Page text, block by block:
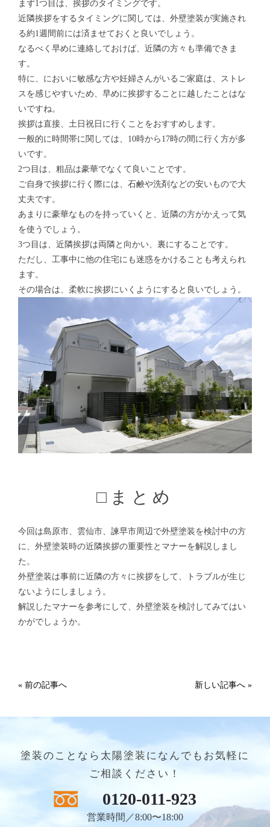
まず1つ目は、挨拶のタイミングです。
近隣挨拶をするタイミングに関しては、外壁塗装が実施され
る約1週間前には済ませておくと良いでしょう。
なるべく早めに連絡しておけば、近隣の方々も準備できま
す。
特に、においに敏感な方や妊婦さんがいるご家庭は、ストレ
スを感じやすいため、早めに挨拶することに越したことはな
いですね。
挨拶は直接、土日祝日に行くことをおすすめします。
一般的に時間帯に関しては、10時から17時の間に行く方が多
いです。
2つ目は、粗品は豪華でなくて良いことです。
ご自身で挨拶に行く際には、石鹸や洗剤などの安いもので大
丈夫です。
あまりに豪華なものを持っていくと、近隣の方がかえって気
を使うでしょう。
3つ目は、近隣挨拶は両隣と向かい、裏にすることです。
ただし、工事中に他の住宅にも迷惑をかけることも考えられ
ます。
その場合は、柔軟に挨拶にいくようにすると良いでしょう。
□まとめ
今回は島原市、雲仙市、諫早市周辺で外壁塗装を検討中の方
に、外壁塗装時の近隣挨拶の重要性とマナーを解説しまし
た。
外壁塗装は事前に近隣の方々に挨拶をして、トラブルが生じ
ないようにしましょう。
解説したマナーを参考にして、外壁塗装を検討してみてはい
かがでしょうか。
« 前の記事へ 新しい記事へ »
塗装のことなら太陽塗装になんでもお気軽に
ご相談ください！
0120-011-923
営業時間／8:00〜18:00